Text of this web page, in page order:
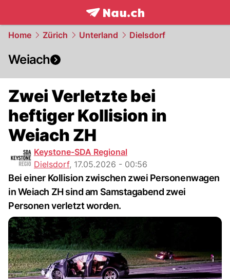
frontpage.NAU.ch
Home Zürich Unterland Dielsdorf
Weiach
Zwei Verletzte bei
heftiger Kollision in
Weiach ZH
Keystone-SDA Regional
Dielsdorf, 17.05.2026 - 00:56
Bei einer Kollision zwischen zwei Personenwagen
in Weiach ZH sind am Samstagabend zwei
Personen verletzt worden.